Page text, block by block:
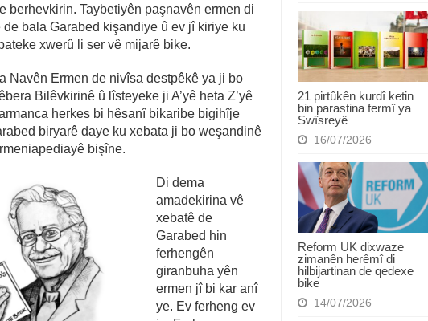
21 pirtûkên kurdî ketin
bin parastina fermî ya
Swîsreyê
16/07/2026
Reform UK dixwaze
zimanên herêmî di
hilbijartinan de qedexe
bike
14/07/2026
berhevkirin. Taybetiyên paşnavên ermen di
de bala Garabed kişandiye û ev jî kiriye ku
xwerû li ser vê mijarê bike.
Navên Ermen de nivîsa destpêkê ya ji bo
Bilêvkirinê û lîsteyeke ji A’yê heta Z’yê
herkes bi hêsanî bikaribe bigihîje
biryarê daye ku xebata ji bo weşandinê
bişîne.
Di dema
amadekirina vê
xebatê de
Garabed hin
ferhengên
giranbuha yên
ermen jî bi kar anî
ye. Ev ferheng ev